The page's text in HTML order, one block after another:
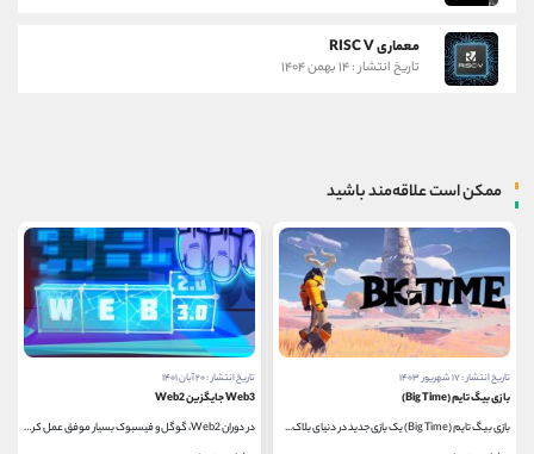
معماری RISC V
تاریخ انتشار : ۱۴ بهمن ۱۴۰۴
ممکن است علاقه‌مند باشید
تاریخ انتشار : ۲۰ آبان ۱۴۰۱
Web3 جایگزین Web2
در دوران Web2، گوگل و فیسبوک بسیار موفق عمل کرده...
تاریخ انتشار : ۱ آذر ۱۴۰۱
همبستگی بیت کوین